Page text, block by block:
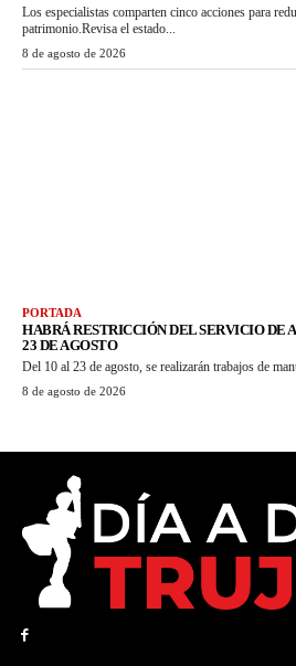
Los especialistas comparten cinco acciones para
patrimonio.Revisa el estado...
8 de agosto de 2026
PORTADA
HABRÁ RESTRICCIÓN DEL SERVICIO DE
23 DE AGOSTO
Del 10 al 23 de agosto, se realizarán trabajos de
8 de agosto de 2026